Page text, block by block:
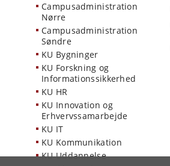
Campusadministration
Nørre
Campusadministration
Søndre
KU Bygninger
KU Forskning og
Informationssikkerhed
KU HR
KU Innovation og
Erhvervssamarbejde
KU IT
KU Kommunikation
KU Uddannelse